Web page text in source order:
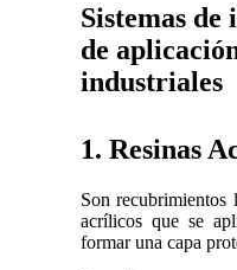
Sistemas
de
industriales
1. Resinas
Son recubrimientos
acrílicos que se
formar una capa